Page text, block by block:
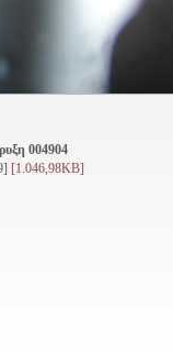
004904
[1.046,98KB]